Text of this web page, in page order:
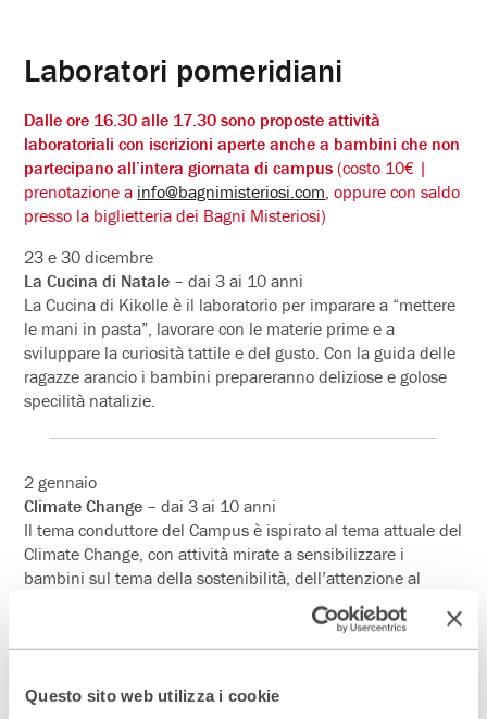
Questo sito web utilizza i cookie
Laboratori pomeridiani
Dalle ore 16.30 alle 17.30 sono proposte attività
laboratoriali con iscrizioni aperte anche a bambini che non
partecipano all’intera giornata di campus(costo 10€ |
prenotazione a info@bagnimisteriosi.com, oppure con saldo
presso la biglietteria dei Bagni Misteriosi)
23 e 30 dicembre
La Cucina di Natale – dai 3 ai 10 anni
La Cucina di Kikolle è il laboratorio per imparare a “mettere
le mani in pasta”, lavorare con le materie prime e a
sviluppare la curiosità tattile e del gusto. Con la guida delle
ragazze arancio i bambini prepareranno deliziose e golose
specilità natalizie.
2 gennaio
Climate Change – dai 3 ai 10 anni
Il tema conduttore del Campus è ispirato al tema attuale del
Climate Change, con attività mirate a sensibilizzare i
bambini sul tema della sostenibilità, dell’attenzione al
riciclo e all’importanza delle energie rinnovabili. Durante
questo laboratorio in particolare attraverso l’arte, il DIY e
attività manipolative i bambini creeranno decorazioni per